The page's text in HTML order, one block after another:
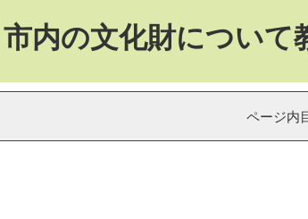
市内の文化財について
ページ内